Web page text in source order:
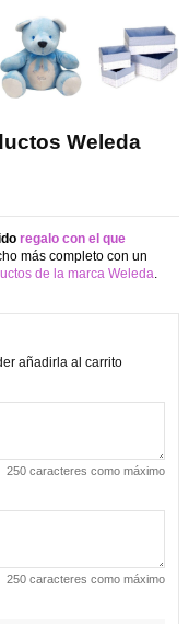
Weleda
regalo con el que
más completo con un
de la marca Weleda.
añadirla al carrito
250 caracteres como máximo
250 caracteres como máximo